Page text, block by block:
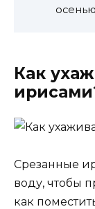
осенью
Как
Срезанные
воду, чтобы
как